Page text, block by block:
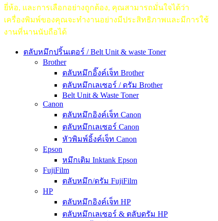
ยี่ห้อ, และการเลือกอย่างถูกต้อง, คุณสามารถมั่นใจได้ว่า
เครื่องพิมพ์ของคุณจะทำงานอย่างมีประสิทธิภาพและมีการใช้
งานที่นานนับถือได้
ตลับหมึกปริ้นเตอร์ / Belt Unit & waste Toner
Brother
ตลับหมึกอิ๊งค์เจ็ท Brother
ตลับหมึกเลเซอร์ / ดรัม Brother
Belt Unit & Waste Toner
Canon
ตลับหมึกอิงค์เจ็ท Canon
ตลับหมึกเลเซอร์ Canon
หัวพิมพ์อิ้งค์เจ็ท Canon
Epson
หมึกเติม Inktank Epson
FujiFilm
ตลับหมึก/ดรัม FujiFilm
HP
ตลับหมึกอิงค์เจ็ท HP
ตลับหมึกเลเซอร์ & ตลับดรัม HP